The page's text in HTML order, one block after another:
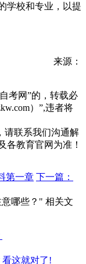
学校和专业，以提
来源：
考网”的，转载必
）”,违者将
请联系我们沟通解
各教育官网为准！
第一章 下一篇：
哪些？" 相关文
这就对了!